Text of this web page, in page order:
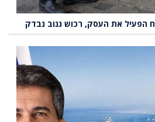
הפעיל את העסק, רכוש גנוב נבדק